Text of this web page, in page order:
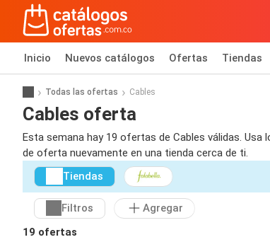
Inicio Nuevos catálogos Ofertas Tiendas
Todas las ofertas Cables
Cables oferta
Esta semana hay 19 ofertas de Cables válidas.
de oferta nuevamente en una tienda cerca de ti.
Tiendas
Filtros
Agregar
19 ofertas